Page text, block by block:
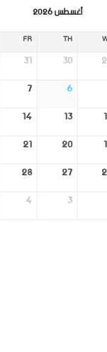
أغسطس 2026
TH
FR
30
31
6
7
13
14
20
21
27
28
3
4